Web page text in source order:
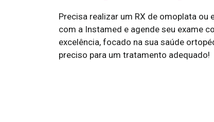
Precisa realizar um RX de omoplata
com a Instamed e agende seu exame
excelência, focado na sua saúde
preciso para um tratamento adequado!